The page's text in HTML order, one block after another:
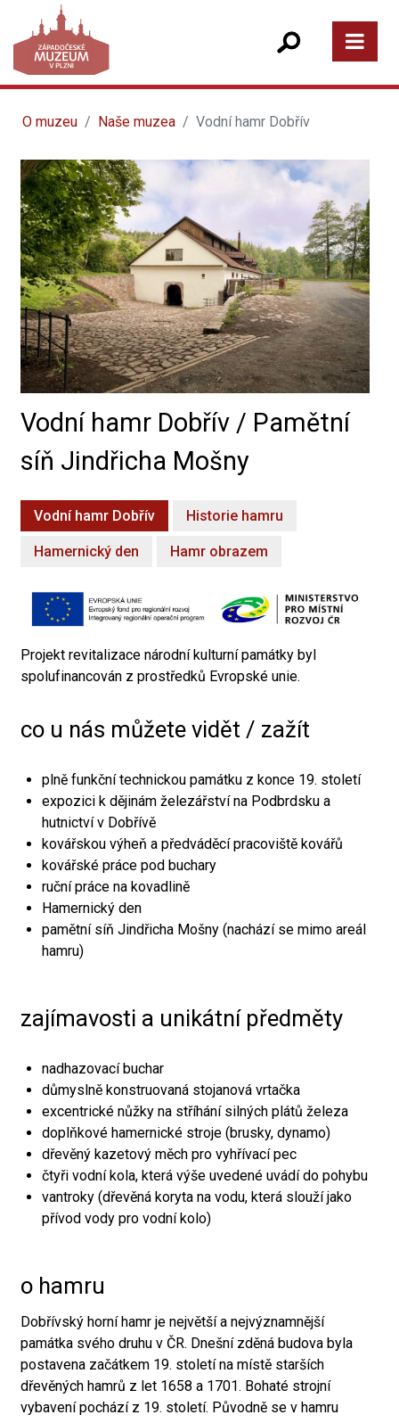
O muzeu Naše muzea Vodní hamr Dobřív
Vodní hamr Dobřív / Pamětní
síň Jindřicha Mošny
Vodní hamr Dobřív Historie hamru
Hamernický den Hamr obrazem
Projekt revitalizace národní kulturní památky byl
spolufinancován z prostředků Evropské unie.
co u nás můžete vidět / zažít
plně funkční technickou památku z konce 19. století
expozici k dějinám železářství na Podbrdsku a
hutnictví v Dobřívě
kovářskou výheň a předváděcí pracoviště kovářů
kovářské práce pod buchary
ruční práce na kovadlině
Hamernický den
pamětní síň Jindřicha Mošny (nachází se mimo areál
hamru)
zajímavosti a unikátní předměty
nadhazovací buchar
důmyslně konstruovaná stojanová vrtačka
excentrické nůžky na stříhání silných plátů železa
doplňkové hamernické stroje (brusky, dynamo)
dřevěný kazetový měch pro vyhřívací pec
čtyři vodní kola, která výše uvedené uvádí do pohybu
vantroky (dřevěná koryta na vodu, která slouží jako
přívod vody pro vodní kolo)
o hamru
Dobřívský horní hamr je největší a nejvýznamnější
památka svého druhu v ČR. Dnešní zděná budova byla
postavena začátkem 19. století na místě starších
dřevěných hamrů z let 1658 a 1701. Bohaté strojní
vybavení pochází z 19. století. Původně se v hamru